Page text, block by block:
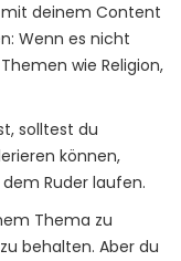
deinem Content
Wenn es nicht
wie Religion,
solltest du
können,
Ruder laufen.
Thema zu
behalten. Aber du